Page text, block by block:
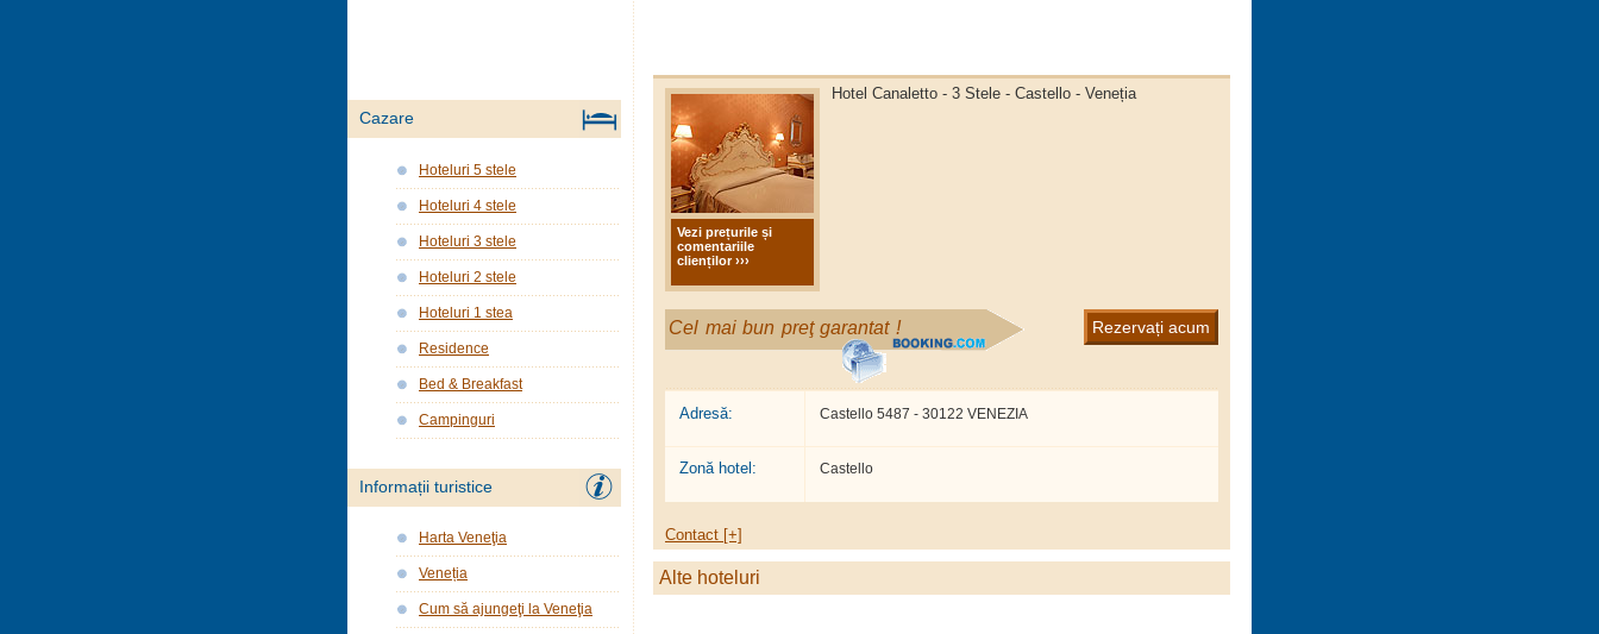
Vezi prețurile și
comentariile
clienților ›››
Hotel Canaletto - 3 Stele - Castello - Veneția
Cel mai bun preţ garantat ! Rezervați acum
Adresă: Castello 5487 - 30122 VENEZIA
Zonă hotel: Castello
Contact [+]
Alte hoteluri
Cazare
Hoteluri 5 stele
Hoteluri 4 stele
Hoteluri 3 stele
Hoteluri 2 stele
Hoteluri 1 stea
Residence
Bed & Breakfast
Campinguri
Informații turistice
Harta Veneţia
Veneția
Cum să ajungeţi la Veneţia